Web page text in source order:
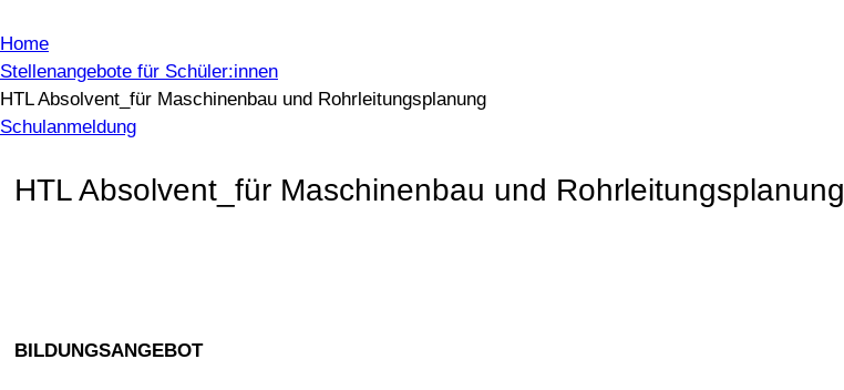
Home
Stellenangebote für Schüler:innen
HTL Absolvent_für Maschinenbau und Rohrleitungsplanung
Schulanmeldung
HTL Absolvent_für Maschinenbau und Rohrleitungsplanung
BILDUNGSANGEBOT